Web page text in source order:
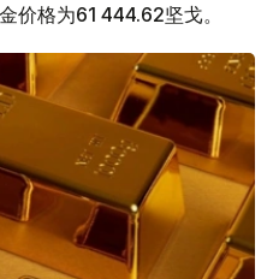
价格为61 444.62坚戈。